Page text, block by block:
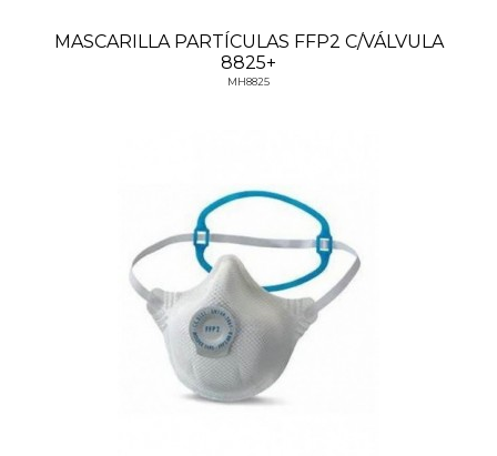
MASCARILLA PARTÍCULAS FFP2 C/VÁLVULA
8825+
MH8825